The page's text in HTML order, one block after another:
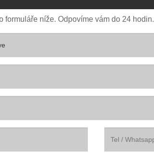
formuláře níže. Odpovíme vám do 24 hodin.